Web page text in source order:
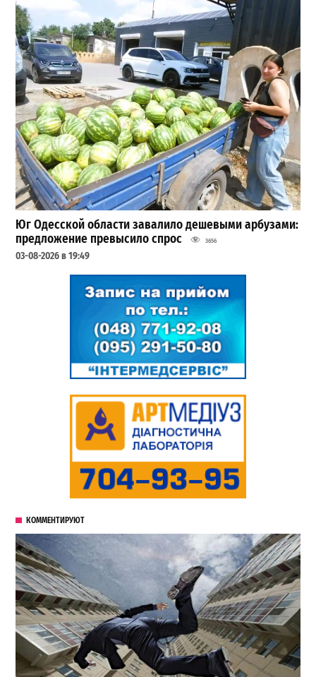
Юг Одесской области завалило дешевыми арбузами:
предложение превысило спрос
3656
03-08-2026 в 19:49
КОММЕНТИРУЮТ